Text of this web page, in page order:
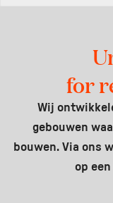
for
Wij
gebouwen
bouwen. Via ons
op